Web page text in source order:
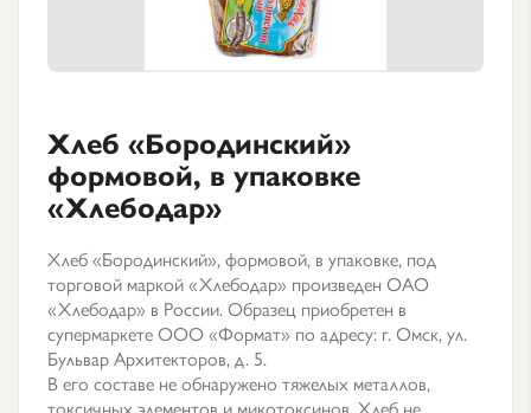
Хлеб «Бородинский»
формовой, в упаковке
«Хлебодар»
Хлеб «Бородинский», формовой, в упаковке, под
торговой маркой «Хлебодар» произведен ОАО
«Хлебодар» в России. Образец приобретен в
супермаркете ООО «Формат» по адресу: г. Омск, ул.
Бульвар Архитекторов, д. 5.
В его составе не обнаружено тяжелых металлов,